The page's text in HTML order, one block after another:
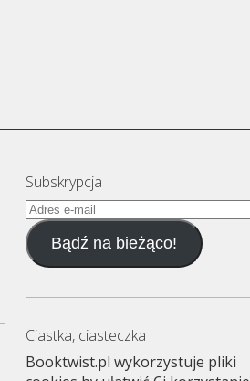
Subskrypcja
Adres
e-
mailBądź na bieżąco!
Ciastka, ciasteczka
Booktwist.pl wykorzystuje pliki